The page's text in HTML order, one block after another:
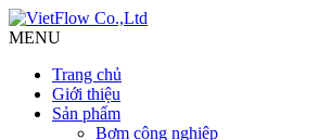
MENU
Trang chủ
Giới thiệu
Sản phẩm
Bơm công nghiệp